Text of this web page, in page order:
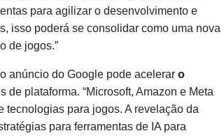
para agilizar o desenvolvimento e
isso poderá se consolidar como uma nova
de jogos.”
anúncio do Google pode acelerar o
de plataforma. “Microsoft, Amazon e Meta
tecnologias para jogos. A revelação da
para ferramentas de IA para